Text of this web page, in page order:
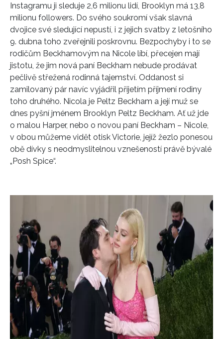
Instagramu ji sleduje 2,6 milionu lidí, Brooklyn má 13,8
milionu followers. Do svého soukromí však slavná
dvojice své sledující nepustí, i z jejich svatby z letošního
9. dubna toho zveřejnili poskrovnu. Bezpochyby i to se
rodičům Beckhamovým na Nicole líbí, přecejen mají
jistotu, že jim nová paní Beckham nebude prodávat
pečlivě střežená rodinná tajemství. Oddanost si
zamilovaný pár navíc vyjádřil přijetím příjmení rodiny
toho druhého. Nicola je Peltz Beckham a její muž se
dnes pyšní jménem Brooklyn Peltz Beckham. Ať už jde
o malou Harper, nebo o novou paní Beckham – Nicole,
v obou můžeme vidět otisk Victorie, jejíž žezlo ponesou
obě dívky s neodmyslitelnou vznešeností právě bývalé
„Posh Spice“.